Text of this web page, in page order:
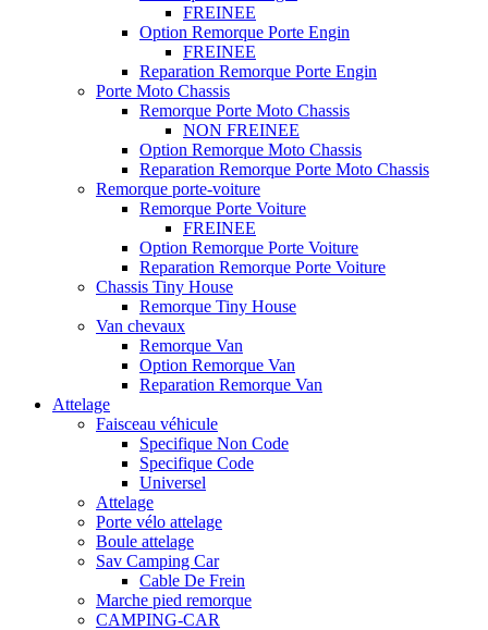
FREINEE
Option Remorque Porte Engin
FREINEE
Reparation Remorque Porte Engin
Porte Moto Chassis
Remorque Porte Moto Chassis
NON FREINEE
Option Remorque Moto Chassis
Reparation Remorque Porte Moto Chassis
Remorque porte-voiture
Remorque Porte Voiture
FREINEE
Option Remorque Porte Voiture
Reparation Remorque Porte Voiture
Chassis Tiny House
Remorque Tiny House
Van chevaux
Remorque Van
Option Remorque Van
Reparation Remorque Van
Attelage
Faisceau véhicule
Specifique Non Code
Specifique Code
Universel
Attelage
Porte vélo attelage
Boule attelage
Sav Camping Car
Cable De Frein
Marche pied remorque
CAMPING-CAR